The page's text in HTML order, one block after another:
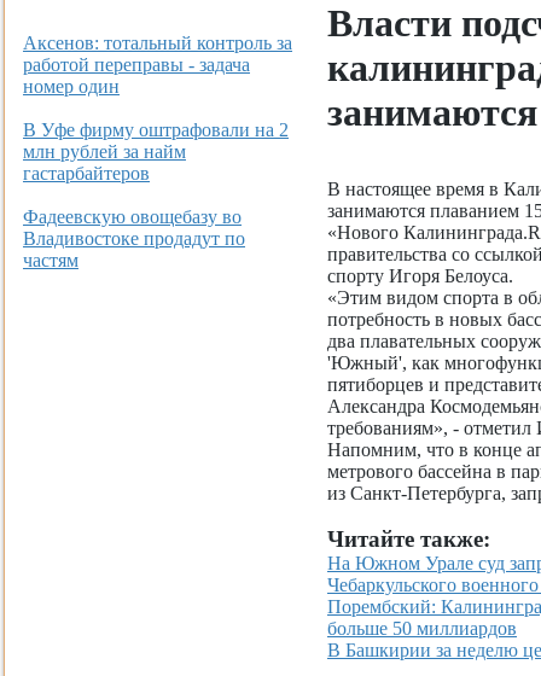
Аксенов: тотальный контроль за
работой переправы - задача
номер один
В Уфе фирму оштрафовали на 2
млн рублей за найм
гастарбайтеров
Фадеевскую овощебазу во
Владивостоке продадут по
частям
Власти
В настоящее время в
занимаются плаванием
«Нового
правительства со
спорту Игоря Белоуса.
«Этим видом спорта в
потребность в новых
два плавательных
'Южный', как
пятиборцев и
Александра
требованиям», - отметил
Напомним, что в конце
метрового бассейна в
из Санкт-Петербурга,
Читайте также:
На Южном Урале суд
Чебаркульского
Порембский:
больше 50 миллиардов
В Башкирии за неделю